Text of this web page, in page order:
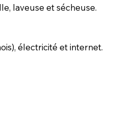
laveuse et sécheuse.
électricité et internet.